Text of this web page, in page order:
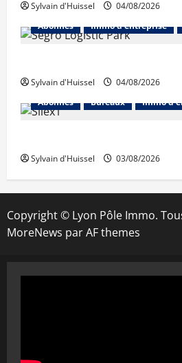
Sylvain d'Huissel
04/08/2026
Abonnés
Immo d'entreprise
Sylvain d'Huissel
04/08/2026
Abonnés
Bureaux Immo
Sylvain d'Huissel 03/08/2026
Copyright © Lyon Pôle Immo.
MoreNews par AF themes